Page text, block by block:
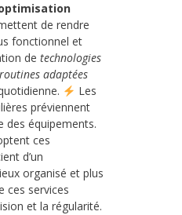
de rendre
fonctionnel et
de technologies
adaptées
Les
préviennent
des équipements.
ces
d’un
organisé et plus
ces services
et la régularité.